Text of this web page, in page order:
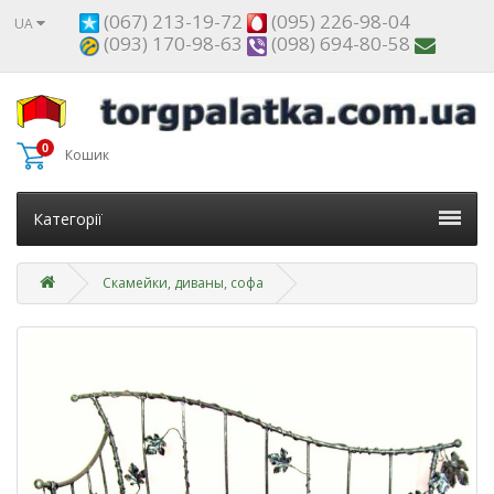
UA (067) 213-19-72
(095) 226-98-04
(093) 170-98-63
(098) 694-80-58
0 Кошик
Категорії
Скамейки, диваны, софа